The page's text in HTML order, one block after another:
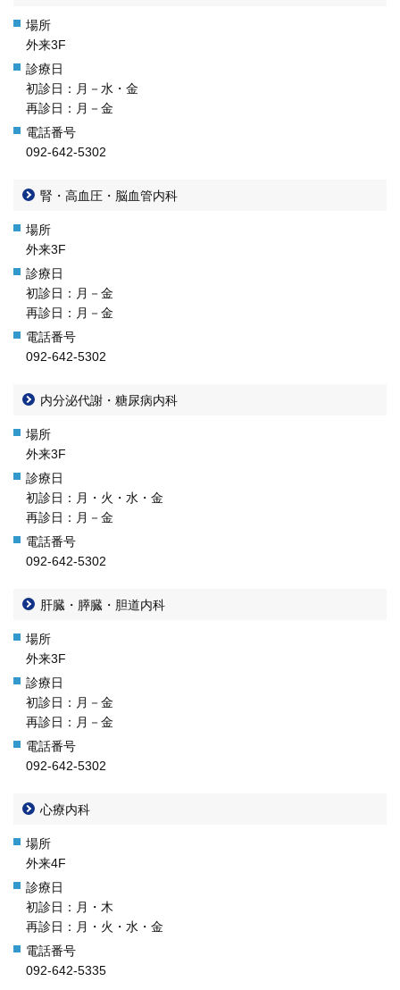
外来診療受付時間
初 診／8：30～11：00
再 診／8：15～17：00
休診日／土・日・祝日、年末年始
※九州大学病院は敷地内全面禁煙です
公式YouTube
外来3F
初診日：月－水・金
再診日：月－金
092-642-5302
腎・高血圧・脳血管内科
外来3F
初診日：月－金
再診日：月－金
092-642-5302
内分泌代謝・糖尿病内科
外来3F
初診日：月・火・水・金
再診日：月－金
092-642-5302
肝臓・膵臓・胆道内科
外来3F
初診日：月－金
再診日：月－金
092-642-5302
心療内科
外来4F
初診日：月・木
再診日：月・火・水・金
092-642-5335